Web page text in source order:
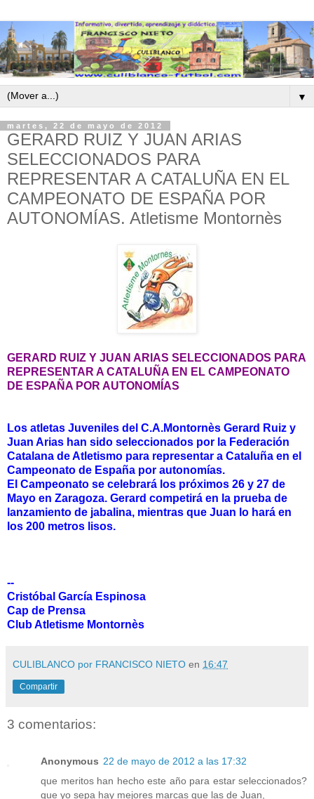
▼
martes, 22 de mayo de 2012
GERARD RUIZ Y JUAN ARIAS
SELECCIONADOS PARA
REPRESENTAR A CATALUÑA EN EL
CAMPEONATO DE ESPAÑA POR
AUTONOMÍAS. Atletisme Montornès
GERARD RUIZ Y JUAN ARIAS SELECCIONADOS PARA
REPRESENTAR A CATALUÑA EN EL CAMPEONATO
DE ESPAÑA POR AUTONOMÍAS
Los atletas Juveniles del C.A.Montornès Gerard Ruiz y
Juan Arias han sido seleccionados por la Federación
Catalana de Atletismo para representar a Cataluña en el
Campeonato de España por autonomías.
El Campeonato se celebrará los próximos 26 y 27 de
Mayo en Zaragoza. Gerard competirá en la prueba de
lanzamiento de jabalina, mientras que Juan lo hará en
los 200 metros lisos.
--
Cristóbal García Espinosa
Cap de Prensa
Club Atletisme Montornès
CULIBLANCO por FRANCISCO NIETO en 16:47
Compartir
3 comentarios:
Anonymous 22 de mayo de 2012 a las 17:32
que meritos han hecho este año para estar seleccionados?
que yo sepa hay mejores marcas que las de Juan,